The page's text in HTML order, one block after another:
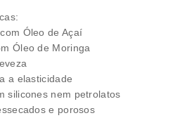
Óleo de Açaí
Óleo de Moringa
a elasticidade
silicones nem petrolatos
e porosos